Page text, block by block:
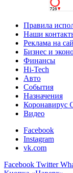
Правила
Наши
Реклама на
Бизнес и
Финансы
Hi-Tech
Авто
События
Назначения
Коронавирус
Видео
Facebook
Instagram
vk.com
Facebook Twitter